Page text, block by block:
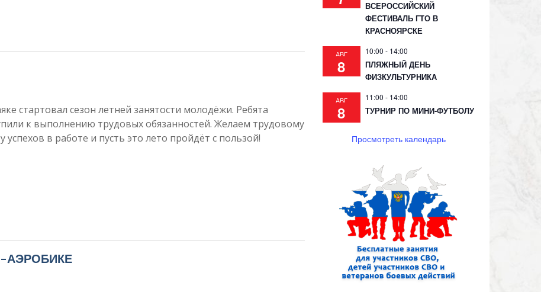
стартовал сезон летней занятости молодёжи. Ребята
к выполнению трудовых обязанностей. Желаем трудовому
успехов в работе и пусть это лето пройдёт с пользой!
АЭРОБИКЕ
ВСЕРОССИЙСКИЙ
ФЕСТИВАЛЬ ГТО В
КРАСНОЯРСКЕ
АВГ
8
10:00 - 14:00
ПЛЯЖНЫЙ ДЕНЬ
ФИЗКУЛЬТУРНИКА
АВГ
8
11:00 - 14:00
ТУРНИР ПО МИНИ-ФУТБОЛУ
Просмотреть календарь